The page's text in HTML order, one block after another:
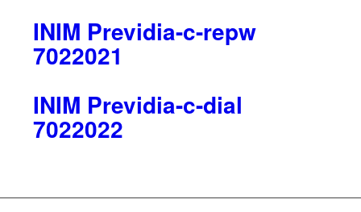
INIM Previdia-c-repw
7022021
INIM Previdia-c-dial
7022022